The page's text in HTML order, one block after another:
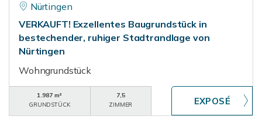
Nürtingen
VERKAUFT! Exzellentes Baugrundstück in
bestechender, ruhiger Stadtrandlage von
Nürtingen
Wohngrundstück
1.987 m²
GRUNDSTÜCK
7,5
ZIMMER